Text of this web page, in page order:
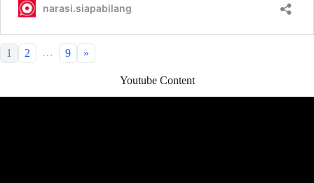
1 2 … 9 »
Youtube Content